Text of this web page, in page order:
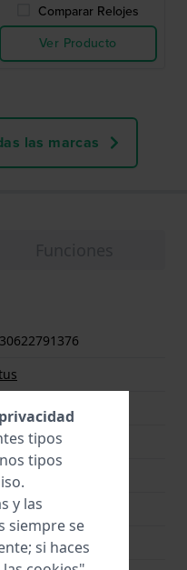
Comparar Relojes
Ver Producto
las marcas
Primavera/Verano
tipos
tipos
y las
siempre se
si haces